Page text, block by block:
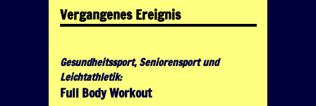
Vergangenes Ereignis
Gesundheitssport, Seniorensport und
Leichtathletik:
Full Body Workout